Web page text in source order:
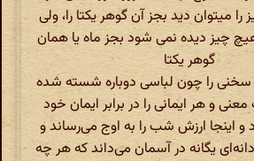
میتوان دید بجز آن گوهر یکتا را، ولی
چیز دیده نمی شود بجز ماه یا همان
گوهر یکتا
سخنی را چون لباسی دوباره شسته شده
و هر ایمانی را در برابر ایمان خود
اینجا ارزش شب را به اوج می‌‌رساند و
یگانه در آسمان می‌‌داند که هر چه